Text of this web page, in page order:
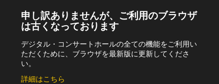
申し訳ありませんが、ご利用のブラウザ
は古くなっております
デジタル・コンサートホールの全ての機能をご利用い
ただくために、ブラウザを最新版に更新してくださ
い。
詳細はこちら